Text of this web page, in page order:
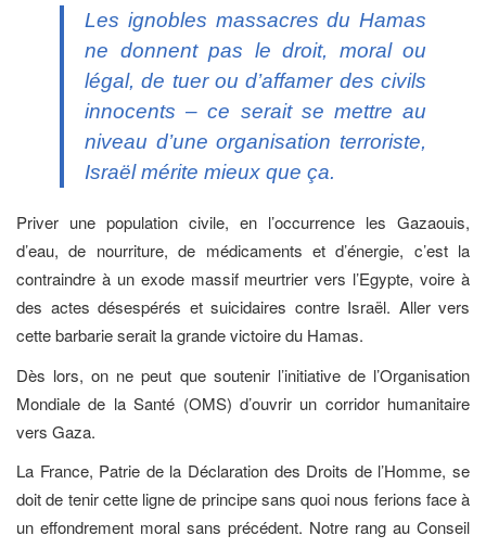
Les ignobles massacres du Hamas
ne donnent pas le droit, moral ou
légal, de tuer ou d’affamer des civils
innocents – ce serait se mettre au
niveau d’une organisation terroriste,
Israël mérite mieux que ça.
Priver une population civile, en l’occurrence les Gazaouis,
d’eau, de nourriture, de médicaments et d’énergie, c’est la
contraindre à un exode massif meurtrier vers l’Egypte, voire à
des actes désespérés et suicidaires contre Israël. Aller vers
cette barbarie serait la grande victoire du Hamas.
Dès lors, on ne peut que soutenir l’initiative de l’Organisation
Mondiale de la Santé (OMS) d’ouvrir un corridor humanitaire
vers Gaza.
La France, Patrie de la Déclaration des Droits de l’Homme, se
doit de tenir cette ligne de principe sans quoi nous ferions face à
un effondrement moral sans précédent. Notre rang au Conseil